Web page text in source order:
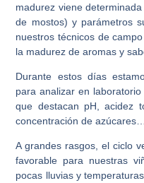
madurez viene
de mostos) y parámetros
nuestros técnicos de
la madurez de aromas y
Durante estos días
para analizar en
que destacan pH, acidez
concentración de azúcares…
A grandes rasgos, el ciclo
favorable para nuestras
pocas lluvias y